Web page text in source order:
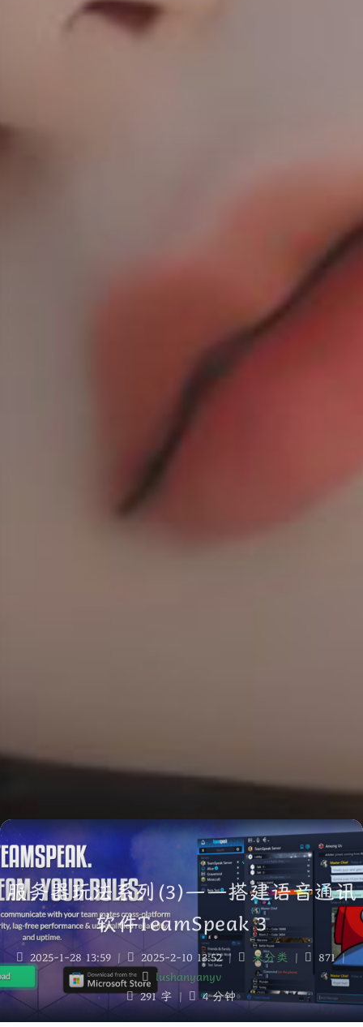
服务器玩法系列(3)——搭建语音通讯
软件TeamSpeak 3
2025-1-28 13:59 | 2025-2-10 13:52 | 未分类 | 871 |
lushanyanyv
291 字 | 4 分钟